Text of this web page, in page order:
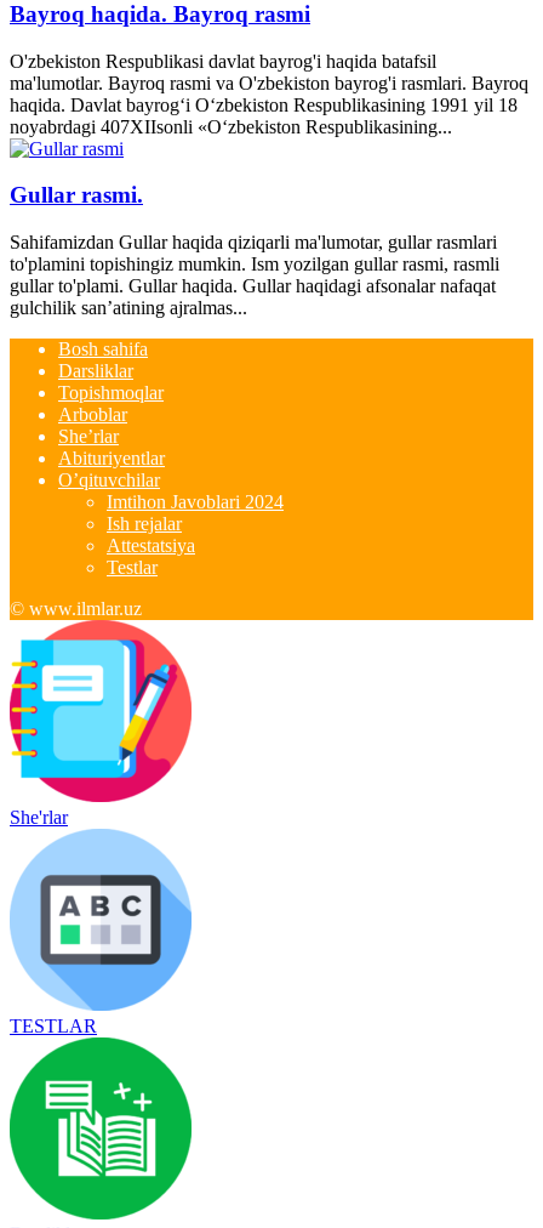
Bayroq haqida. Bayroq rasmi
O'zbekiston Respublikasi davlat bayrog'i haqida batafsil
ma'lumotlar. Bayroq rasmi va O'zbekiston bayrog'i rasmlari. Bayroq
haqida. Davlat bayrog‘i O‘zbekiston Respublikasining 1991 yil 18
noyabrdagi 407­XII­sonli «O‘zbekiston Respublikasining...
Gullar rasmi.
Sahifamizdan Gullar haqida qiziqarli ma'lumotar, gullar rasmlari
to'plamini topishingiz mumkin. Ism yozilgan gullar rasmi, rasmli
gullar to'plami. Gullar haqida. Gullar haqidagi afsonalar nafaqat
gulchilik san’atining ajralmas...
Bosh sahifa
Darsliklar
Topishmoqlar
Arboblar
She’rlar
Abituriyentlar
O’qituvchilar
Imtihon Javoblari 2024
Ish rejalar
Attestatsiya
Testlar
© www.ilmlar.uz
She'rlar
TESTLAR